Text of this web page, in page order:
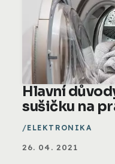
Hlavní
sušičku na
ELEKTRONIKA
26. 04. 2021